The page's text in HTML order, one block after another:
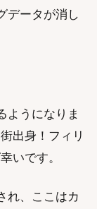
データが消し
ようになりま
出身！フィリ
いです。
れ、ここはカ